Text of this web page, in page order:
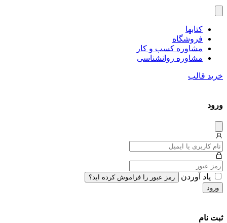
کتاب‎ها
فروشگاه
مشاوره کسب و کار
مشاوره روان‎شناسی
خرید قالب
ورود
میس
یاد آوردن
رمز عبور را فراموش کرده اید؟
ورود
ثبت نام